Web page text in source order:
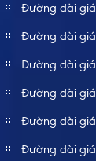
Đường dài
Đường dài
Đường dài giá
Đường dài giá
Đường dài giá
Đường dài giá